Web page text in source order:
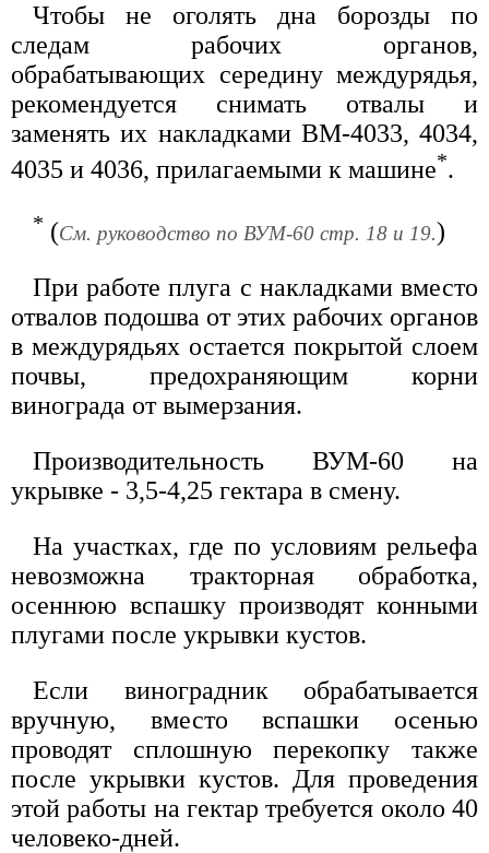
Чтобы не оголять дна борозды по
следам рабочих органов,
обрабатывающих середину междурядья,
рекомендуется снимать отвалы и
заменять их накладками ВМ-4033, 4034,
4035 и 4036, прилагаемыми к машине*.
* (См. руководство по ВУМ-60 стр. 18 и 19.)
При работе плуга с накладками вместо
отвалов подошва от этих рабочих органов
в междурядьях остается покрытой слоем
почвы, предохраняющим корни
винограда от вымерзания.
Производительность ВУМ-60 на
укрывке - 3,5-4,25 гектара в смену.
На участках, где по условиям рельефа
невозможна тракторная обработка,
осеннюю вспашку производят конными
плугами после укрывки кустов.
Если виноградник обрабатывается
вручную, вместо вспашки осенью
проводят сплошную перекопку также
после укрывки кустов. Для проведения
этой работы на гектар требуется около 40
человеко-дней.